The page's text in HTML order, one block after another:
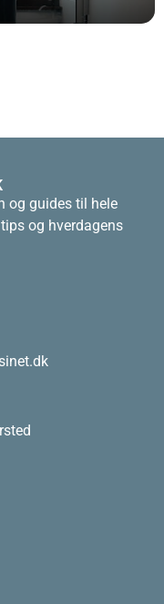
og guides til hele
og hverdagens